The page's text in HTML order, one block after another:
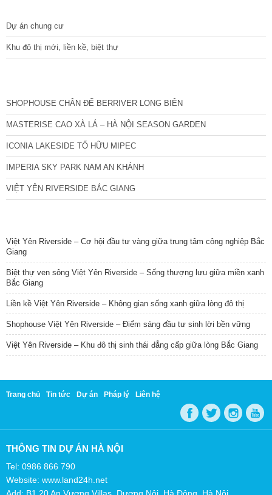
Dự án chung cư
Khu đô thị mới, liền kề, biệt thự
SHOPHOUSE CHÂN ĐẾ BERRIVER LONG BIÊN
MASTERISE CAO XÀ LÁ – HÀ NỘI SEASON GARDEN
ICONIA LAKESIDE TỐ HỮU MIPEC
IMPERIA SKY PARK NAM AN KHÁNH
VIỆT YÊN RIVERSIDE BẮC GIANG
Việt Yên Riverside – Cơ hội đầu tư vàng giữa trung tâm công nghiệp Bắc
Giang
Biệt thự ven sông Việt Yên Riverside – Sống thượng lưu giữa miền xanh
Bắc Giang
Liền kề Việt Yên Riverside – Không gian sống xanh giữa lòng đô thị
Shophouse Việt Yên Riverside – Điểm sáng đầu tư sinh lời bền vững
Việt Yên Riverside – Khu đô thị sinh thái đẳng cấp giữa lòng Bắc Giang
Trang chủ Tin tức Dự án Pháp lý Liên hệ
THÔNG TIN DỰ ÁN HÀ NỘI
Tel: 0986 866 790
Website: www.land24h.net